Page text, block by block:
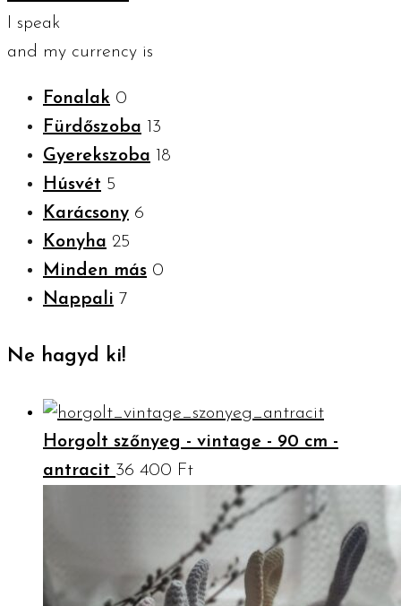
I speak
and my currency is
Fonalak 0
Fürdőszoba 13
Gyerekszoba 18
Húsvét 5
Karácsony 6
Konyha 25
Minden más 0
Nappali 7
Ne hagyd ki!
Horgolt szőnyeg - vintage - 90 cm -
antracit 36 400 Ft